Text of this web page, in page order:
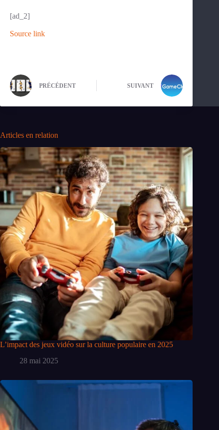
[ad_2]
Source link
PRÉCÉDENT SUIVANT
Articles en relation
L’impact des jeux vidéo sur la culture populaire en 2025
28 mai 2025